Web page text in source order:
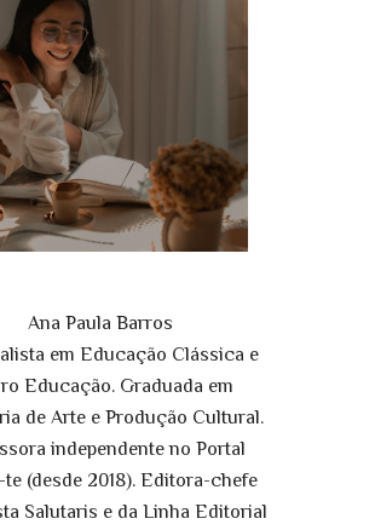
Ana Paula Barros
em Educação Clássica e
Educação. Graduada em
de Arte e Produção Cultural.
independente no Portal
(desde 2018). Editora-chefe
Salutaris e da Linha Editorial